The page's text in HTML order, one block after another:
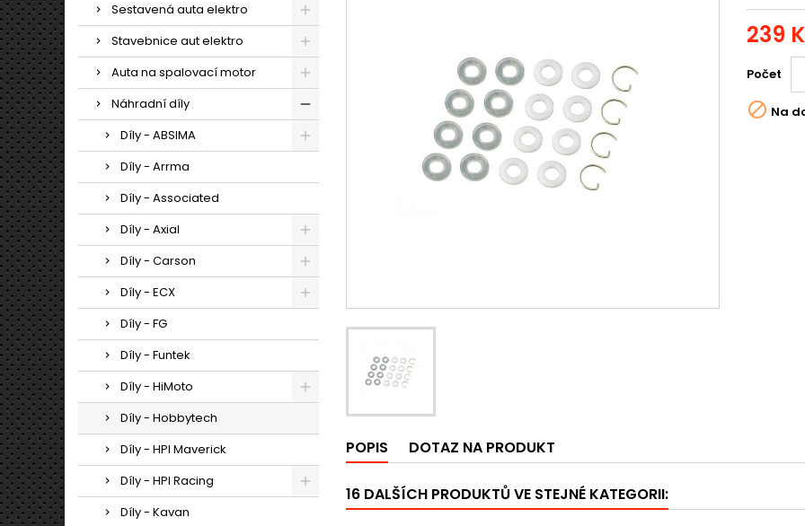
Sestavená auta elektro
Stavebnice aut elektro
Auta na spalovací motor
Náhradní díly
Díly - ABSIMA
Díly - Arrma
Díly - Associated
Díly - Axial
Díly - Carson
Díly - ECX
Díly - FG
Díly - Funtek
Díly - HiMoto
Díly - Hobbytech
Díly - HPI Maverick
Díly - HPI Racing
Díly - Kavan
239
Počet
 Na
POPIS DOTAZ NA PRODUKT
16 DALŠÍCH PRODUKTŮ VE STEJNÉ KATEGORII: